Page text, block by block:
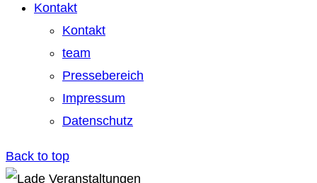
Kontakt
Kontakt
team
Pressebereich
Impressum
Datenschutz
Back to top